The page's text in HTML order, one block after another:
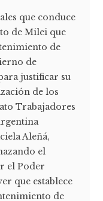
que conduce
de Milei que
de
de
justificar su
de los
Trabajadores
Aleñá,
el
el Poder
que establece
de